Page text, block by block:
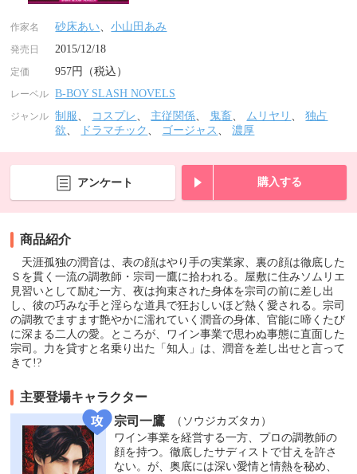
作家名 砂床あい、小山田あみ
発売日 2015/12/18
定価 957円（税込）
レーベル B-BOY SLASH NOVELS
ジャンル 制服、 コスプレ 、 主従関係、 鬼畜、 ムリヤリ 、独占
欲、 ドラマチック 、 ゴージャス 、濃厚
アンケート 購入する
商品紹介
天涯孤独の潤音は、表の顔はやり手の実業家、裏の顔は徹底した
Ｓを貫く一流の調教師・宗司一鷹に拾われる。屋敷に住みソムリエ
見習いとして励む一方、夜は拘束された身体を宗司の前に差し出
し、彼の巧みな手と淫らな道具で狂おしいほど熱く愛される。宗司
の調教でますます艶やかに濡れていく潤音の身体、官能に啼くたび
に深まる二人の愛。ところが、ワイン事業で思わぬ事態に直面した
宗司。力を貸すと名乗り出た「知人」は、潤音を差し出せと言って
きて!?
主要登場キャラクター
宗司一鷹
（ソウジカズタカ）
ワイン事業を経営する一方、プロの調教師の
顔を持つ。徹底したサディストで甘えを許さ
ない。が、奥底には深い愛情と情熱を秘め、